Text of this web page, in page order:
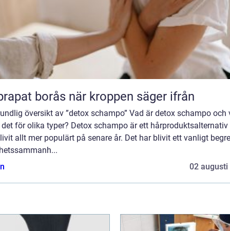
Naprapat borås när kroppen säger ifrån
översikt av ”detox schampo” Vad är detox schampo och
för olika typer? Detox schampo är ett hårproduktsalternativ
allt mer populärt på senare år. Det har blivit ett vanligt
02 augusti